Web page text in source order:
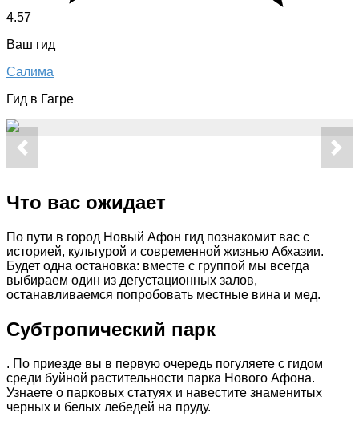
4.57
Ваш гид
Салима
Гид в Гагре
Что вас ожидает
По пути в город Новый Афон гид познакомит вас с
историей, культурой и современной жизнью Абхазии.
Будет одна остановка: вместе с группой мы всегда
выбираем один из дегустационных залов,
останавливаемся попробовать местные вина и мед.
Субтропический парк
. По приезде вы в первую очередь погуляете с гидом
среди буйной растительности парка Нового Афона.
Узнаете о парковых статуях и навестите знаменитых
черных и белых лебедей на пруду.